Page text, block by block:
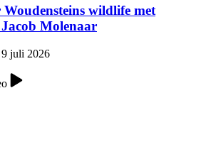
wildlife met
Molenaar
9 juli 2026